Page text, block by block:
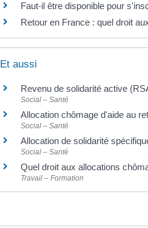
Faut-il être disponible pour
Retour en France : quel droit
Et aussi
Revenu de solidarité active
Social – Santé
Allocation chômage d'aide au
Social – Santé
Allocation de solidarité
Social – Santé
Quel droit aux allocations
Travail – Formation